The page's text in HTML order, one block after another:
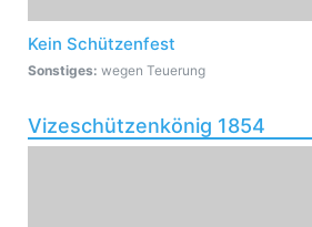
Kein Schützenfest
Sonstiges: wegen Teuerung
Vizeschützenkönig 1854